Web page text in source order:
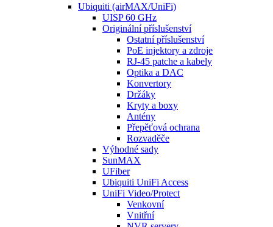
Ubiquiti (airMAX/UniFi)
UISP 60 GHz
Originální příslušenství
Ostatní příslušenství
PoE injektory a zdroje
RJ-45 patche a kabely
Optika a DAC
Konvertory
Držáky
Kryty a boxy
Antény
Přepěťová ochrana
Rozvaděče
Výhodné sady
SunMAX
UFiber
Ubiquiti UniFi Access
UniFi Video/Protect
Venkovní
Vnitřní